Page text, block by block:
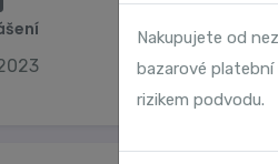
Nakupujete od
bazarové
rizikem podvodu.